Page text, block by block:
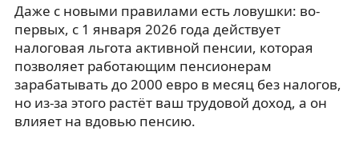
Даже с новыми правилами есть ловушки: во-
первых, с 1 января 2026 года действует
налоговая льгота активной пенсии, которая
позволяет работающим пенсионерам
зарабатывать до 2000 евро в месяц без налогов,
но из-за этого растёт ваш трудовой доход, а он
влияет на вдовью пенсию.